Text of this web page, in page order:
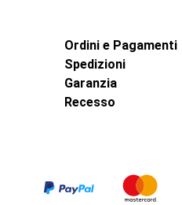
Ordini e Pagamenti
Spedizioni
Garanzia
Recesso